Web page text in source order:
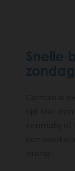
Snelle